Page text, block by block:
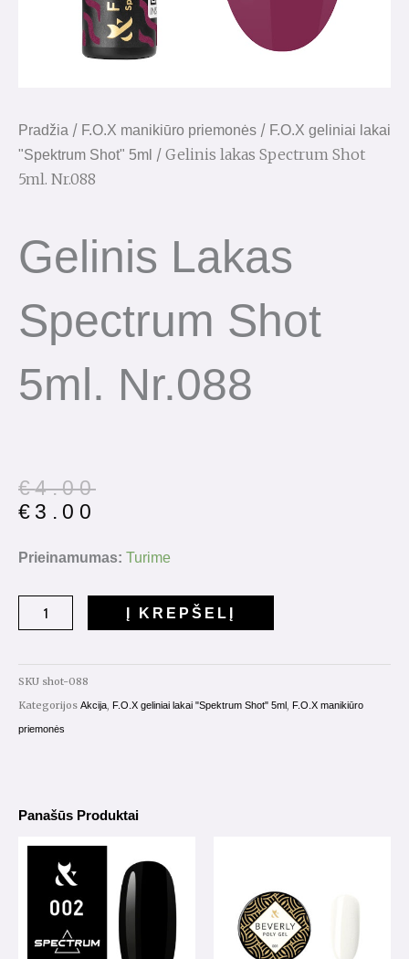
Pradžia / F.O.X manikiūro priemonės / F.O.X geliniai lakai
"Spektrum Shot" 5ml / Gelinis lakas Spectrum Shot
5ml. Nr.088
Gelinis Lakas
Spectrum Shot
5ml. Nr.088
€4.00
Original
price
€4.00.
€ 3.00
Current
price
€3.00.
Prieinamumas: Turime
produkto
lakas
Shot
5ml.
Nr.088
Į KREPŠELĮ
SKU shot-088
Kategorijos Akcija, F.O.X geliniai lakai "Spektrum Shot" 5ml, F.O.X manikiūro
priemonės
Panašūs Produktai